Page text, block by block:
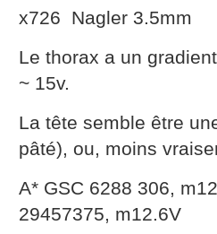
x726 Nagler 3.5mm
Le thorax a un
~ 15v.
La tête semble être
pâté), ou, moins
A* GSC 6288 306,
29457375, m12.6V